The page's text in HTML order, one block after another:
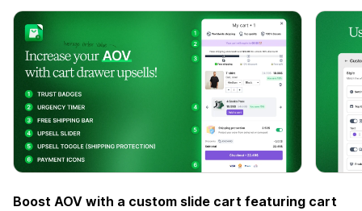
Boost AOV with a custom slide cart featuring cart